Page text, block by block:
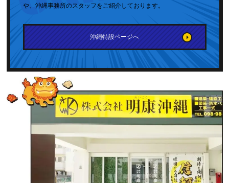
や、沖縄事務所のスタッフをご紹介しております。
沖縄特設ページへ